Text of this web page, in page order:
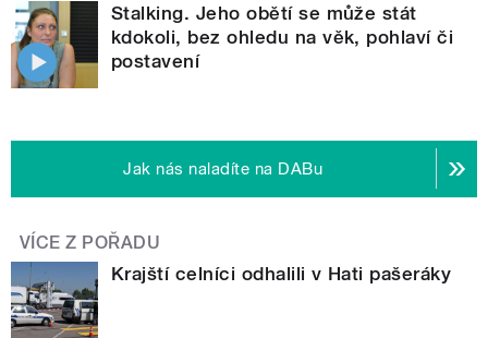
Stalking. Jeho obětí se může stát
kdokoli, bez ohledu na věk, pohlaví či
postavení
Jak nás naladíte na DABu
VÍCE Z POŘADU
Krajští celníci odhalili v Hati pašeráky